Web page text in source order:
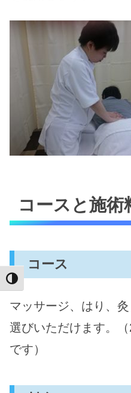
Toggle High Contrast
コースと施術
コース
マッサージ、はり、
選びいただけます。
です）